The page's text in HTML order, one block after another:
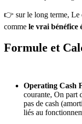
👉 sur le long terme, Le
comme le vrai bénéfice
Formule et
Operating Cash
courante, On part
pas de cash
liés au